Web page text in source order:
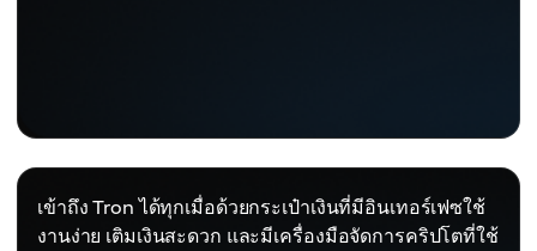
เข้าถึง Tron ได้ทุกเมื่อด้วยกระเป๋าเงินที่มีอินเทอร์เฟซใช้
งานง่าย เติมเงินสะดวก และมีเครื่องมือจัดการคริปโตที่ใช้